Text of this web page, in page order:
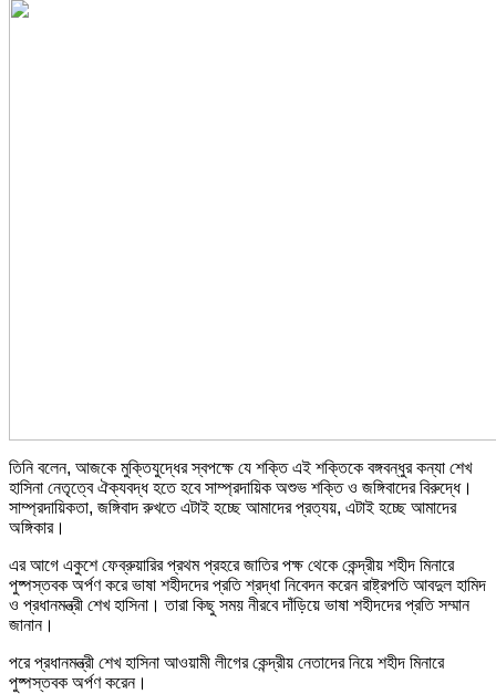
তিনি বলেন, আজকে মুক্তিযুদ্ধের স্বপক্ষে যে শক্তি এই শক্তিকে বঙ্গবন্ধুর কন্যা শেখ
হাসিনা নেতৃত্বে ঐক্যবদ্ধ হতে হবে সাম্প্রদায়িক অশুভ শক্তি ও জঙ্গিবাদের বিরুদ্ধে।
সাম্প্রদায়িকতা, জঙ্গিবাদ রুখতে এটাই হচ্ছে আমাদের প্রত্যয়, এটাই হচ্ছে আমাদের
অঙ্গিকার।
এর আগে একুশে ফেব্রুয়ারির প্রথম প্রহরে জাতির পক্ষ থেকে কেন্দ্রীয় শহীদ মিনারে
পুষ্পস্তবক অর্পণ করে ভাষা শহীদদের প্রতি শ্রদ্ধা নিবেদন করেন রাষ্ট্রপতি আবদুল হামিদ
ও প্রধানমন্ত্রী শেখ হাসিনা। তারা কিছু সময় নীরবে দাঁড়িয়ে ভাষা শহীদদের প্রতি সম্মান
জানান।
পরে প্রধানমন্ত্রী শেখ হাসিনা আওয়ামী লীগের কেন্দ্রীয় নেতাদের নিয়ে শহীদ মিনারে
পুষ্পস্তবক অর্পণ করেন।